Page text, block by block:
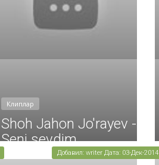
Клиплар
Shoh Jahon Jo'rayev -
Seni sevdim
Добавил: writer Дата: 03-Дек-2014